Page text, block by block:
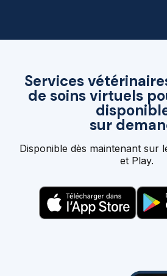
Services
de soins virtuels
sur
Disponible dès maintenant sur
et Play.